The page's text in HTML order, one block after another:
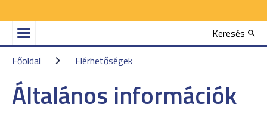
Keresés
Főoldal
Elérhetőségek
Általános információk